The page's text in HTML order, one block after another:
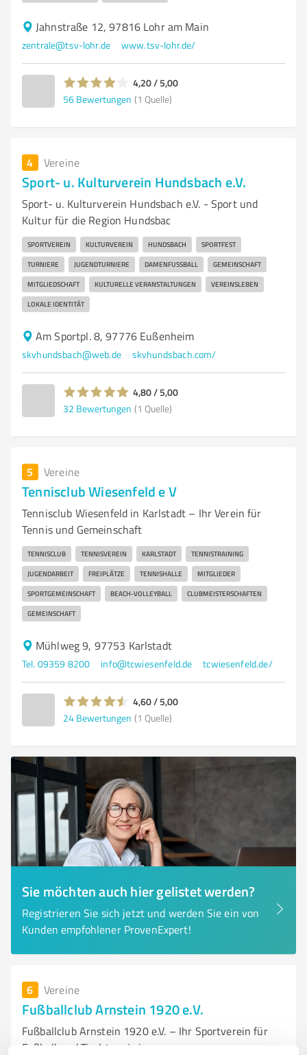
Jahnstraße 12, 97816 Lohr am Main
zentrale@tsv-lohr.de www.tsv-lohr.de/
4,20 / 5,00
56 Bewertungen (1 Quelle)
4 Vereine
Sport- u. Kulturverein Hundsbach e.V.
Sport- u. Kulturverein Hundsbach e.V. - Sport und
Kultur für die Region Hundsbac
SPORTVEREIN KULTURVEREIN HUNDSBACH SPORTFEST
TURNIERE JUGENDTURNIERE DAMENFUSSBALL GEMEINSCHAFT
MITGLIEDSCHAFT KULTURELLE VERANSTALTUNGEN VEREINSLEBEN
LOKALE IDENTITÄT
Am Sportpl. 8, 97776 Eußenheim
skvhundsbach@web.de skvhundsbach.com/
4,80 / 5,00
32 Bewertungen (1 Quelle)
5 Vereine
Tennisclub Wiesenfeld e V
Tennisclub Wiesenfeld in Karlstadt – Ihr Verein für
Tennis und Gemeinschaft
TENNISCLUB TENNISVEREIN KARLSTADT TENNISTRAINING
JUGENDARBEIT FREIPLÄTZE TENNISHALLE MITGLIEDER
SPORTGEMEINSCHAFT BEACH-VOLLEYBALL CLUBMEISTERSCHAFTEN
GEMEINSCHAFT
Mühlweg 9, 97753 Karlstadt
Tel. 09359 8200 info@tcwiesenfeld.de tcwiesenfeld.de/
4,60 / 5,00
24 Bewertungen (1 Quelle)
Sie möchten auch hier gelistet werden?
Registrieren Sie sich jetzt und werden Sie ein von
Kunden empfohlener ProvenExpert!
6 Vereine
Fußballclub Arnstein 1920 e.V.
Fußballclub Arnstein 1920 e.V. – Ihr Sportverein für
Fußball und Tischtennis in